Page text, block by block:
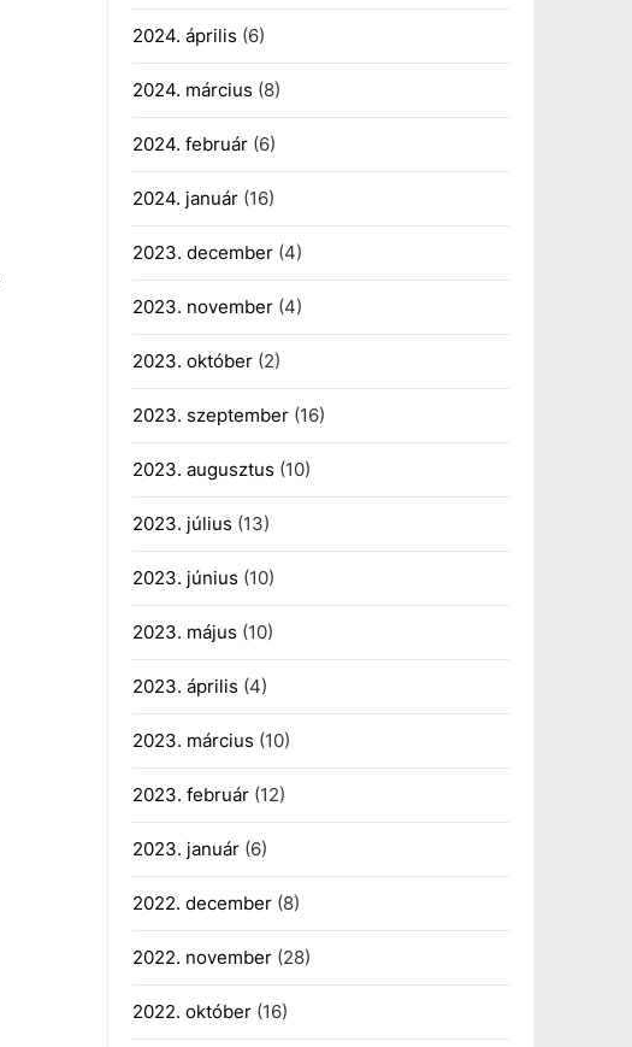
2024. április (6)
2024. március (8)
2024. február(6)
2024. január(16)
2023. december(4)
2023. november(4)
2023. október(2)
2023. szeptember(16)
2023. augusztus (10)
2023. július (13)
2023. június (10)
2023. május (10)
2023. április (4)
2023. március (10)
2023. február(12)
2023. január(6)
2022. december(8)
2022. november(28)
2022. október(16)